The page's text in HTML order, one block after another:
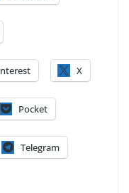
X
Pocket
Telegram